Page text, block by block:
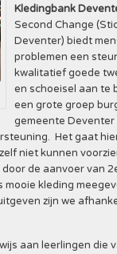
Kledingbank
Second Change
Deventer) biedt
problemen een
kwalitatief goede
en schoeisel aan te
een grote groep
gemeente Deventer
Het gaat
niet kunnen
de aanvoer van
kleding
zijn we
aan leerlingen die